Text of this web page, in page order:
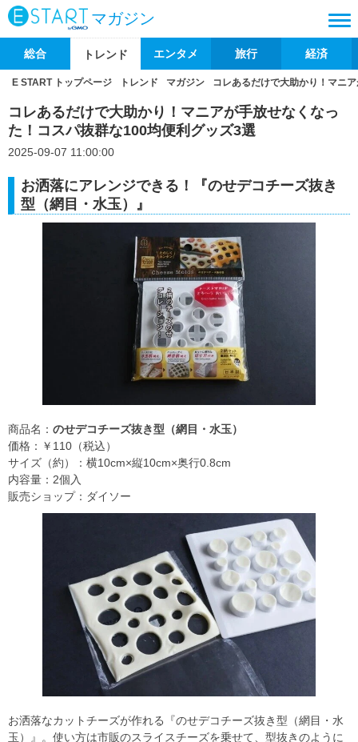
マガジン
総合 トレンド エンタメ 旅行 経済
E START トップページ トレンド マガジン コレあるだけで大助かり！マニ
コレあるだけで大助かり！マニアが手放せなくなっ
た！コスパ抜群な100均便利グッズ3選
2025-09-07 11:00:00
お洒落にアレンジできる！『のせデコチーズ抜き
型（網目・水玉）』
商品名： のせデコチーズ抜き型（網目・水玉）
価格：￥110（税込）
サイズ（約）：横10cm×縦10cm×奥行0.8cm
内容量：2個入
販売ショップ：ダイソー
お洒落なカットチーズが作れる『のせデコチーズ抜き型（網目・水
玉）』。使い方は市販のスライスチーズを乗せて、型抜きのように